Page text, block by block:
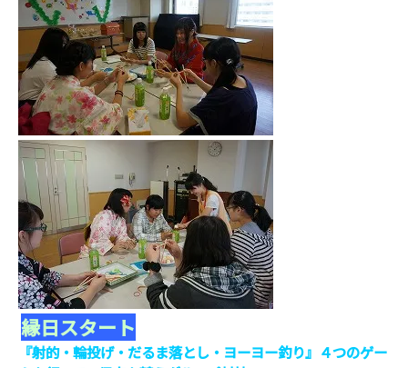
縁日スタート
『射的・輪投げ・だるま落とし・ヨーヨー釣り』４つのゲー